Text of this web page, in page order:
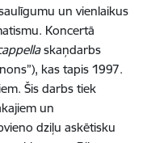
un vienlaikus
Koncertā
skaņdarbs
kas tapis 1997.
Šis darbs tiek
un
dziļu askētisku